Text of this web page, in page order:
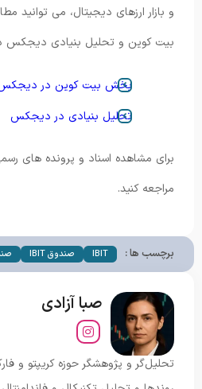
و بازار ارزهای دیجیتال، می توانید
بیت کوین و تحلیل بنیادی دیجکس
بخش بیت کوین در
تحلیل بنیادی در دیجکس
برای مشاهده اسناد و پرونده های
مراجعه کنید.
برچسب ها : IBIT صندوق IBIT
صبا آزادی
تحلیل‌گر و پژوهشگر حوزه کریپتو و